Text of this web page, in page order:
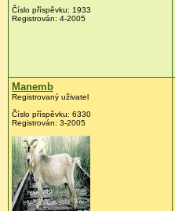
Číslo příspěvku: 1933
Registrován: 4-2005
Manemb
Registrovaný uživatel
Číslo příspěvku: 6330
Registrován: 3-2005